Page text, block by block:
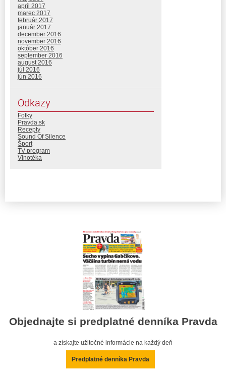
apríl 2017
marec 2017
február 2017
január 2017
december 2016
november 2016
október 2016
september 2016
august 2016
júl 2016
jún 2016
Odkazy
Fotky
Pravda.sk
Recepty
Sound Of Silence
Šport
TV program
Vinotéka
Objednajte si predplatné denníka Pravda
a získajte užitočné informácie na každý deň
Predplatné denníka Pravda